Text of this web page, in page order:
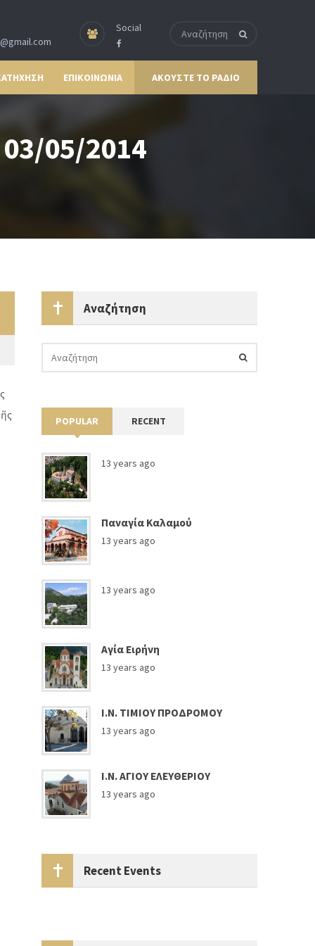
Social
ΕΠΙΚΟΙΝΩΝΙΑ ΑΚΟΥΣΤΕ ΤΟ ΡΑΔΙΟ
05/2014
Αναζήτηση
POPULAR RECENT
13 years ago
Παναγία Καλαμού
13 years ago
13 years ago
Αγία Ειρήνη
13 years ago
Ι.Ν. ΤΙΜΙΟΥ ΠΡΟΔΡΟΜΟΥ
13 years ago
Ι.Ν. ΑΓΙΟΥ ΕΛΕΥΘΕΡΙΟΥ
13 years ago
Recent Events